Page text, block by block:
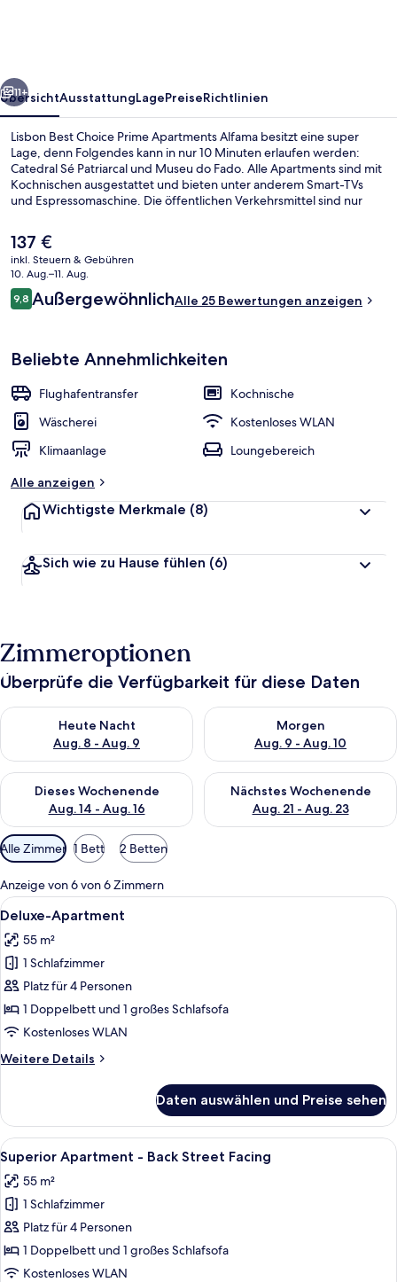
Weiter
11+
ÜbersichtAusstattungLagePreiseRichtlinien
Lisbon Best Choice Prime Apartments Alfama besitzt eine super
Lage, denn Folgendes kann in nur 10 Minuten erlaufen werden:
Catedral Sé Patriarcal und Museu do Fado. Alle Apartments sind mit
Kochnischen ausgestattet und bieten unter anderem Smart-TVs
und Espressomaschine. Die öffentlichen Verkehrsmittel sind nur
es 4 Minuten und zur Haltestelle R. Escolas Gerais 5 Minuten.
Der
aktuelle
Preis
beträgt
137 €.
137 €
inkl. Steuern & Gebühren
10. Aug.–11. Aug.
Bewertungen
9,89,8 von 10.
AußergewöhnlichAlle 25 Bewertungen anzeigen
Beliebte Annehmlichkeiten
Flughafentransfer
Kochnische
Wäscherei
Kostenloses WLAN
Klimaanlage
Loungebereich
Alle anzeigen
Wichtigste Merkmale (8)
Sich wie zu Hause fühlen (6)
Zimmeroptionen
Überprüfe die Verfügbarkeit für diese Daten
Heute Nacht
Aug. 8 - Aug. 9
Überprüfe die Verfügbarkeit für heute Nacht, Aug. 8 - Aug. 9.
Morgen
Aug. 9 - Aug. 10
Überprüfe die Verfügbarkeit
Dieses Wochenende
Aug. 14 - Aug. 16
Überprüfe die Verfügbarkeit für dieses Wochenende, Aug. 14
Nächstes Wochenende
Aug. 21 - Aug. 23
Überprüfe die Verfügbarkeit
Verfügbare
Filter
für
Zimmer
Alle Zimmer 1 Bett 2 Betten
Anzeige von 6 von 6 Zimmern
Alle
Fotos
für
Deluxe-
Apartment
anzeigen
Ein modernes Wohnzimmer mit
1
Deluxe-Apartment
55 m²
1 Schlafzimmer
Platz für 4 Personen
1 Doppelbett und 1 großes Schlafsofa
Kostenloses WLAN
Weitere Details
Weitere
Apartment
Daten auswählen und Preise sehen
Alle
Fotos
für
Superior
Apartment
-
Back
Ein modernes Wohnzimmer mit
1
Superior Apartment - Back Street Facing
55 m²
1 Schlafzimmer
Platz für 4 Personen
1 Doppelbett und 1 großes Schlafsofa
Kostenloses WLAN